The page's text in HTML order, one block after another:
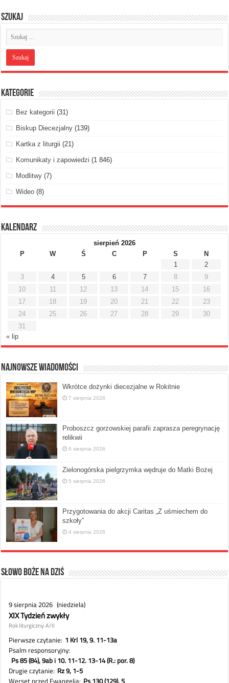
Szukaj
Kategorie
Bez kategorii (31)
Biskup Diecezjalny (139)
Kartka z liturgii (21)
Komunikaty i zapowiedzi (1 846)
Modlitwy (7)
Wideo (8)
Kalendarz
sierpień 2026
P
W Ś C P S
N
1
2
3
4 5 6 7 8
9
10
11 12 13 14 15
16
17
18 19 20 21 22
23
24
25 26 27 28 29
30
31
« lip
Najnowsze Wiadomości
Wkrótce dożynki diecezjalne w Rokitnie
7 sierpnia 2026
Proboszcz gorzowskiej parafii zaprasza peregrynację
relikwii
6 sierpnia 2026
Zielonogórska pielgrzymka wędruje do Matki Bożej
5 sierpnia 2026
Przygotowania do akcji Caritas „Z uśmiechem do
szkoły”
4 sierpnia 2026
Słowo Boże na dziś